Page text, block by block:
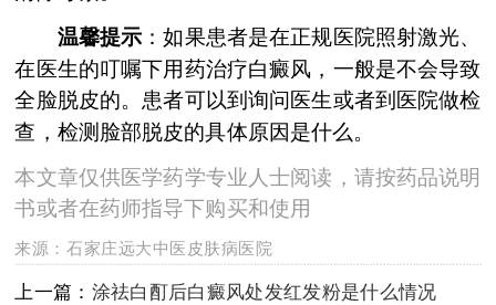
温馨提示 ：如果患者是在正规医院照射激光、
在医生的叮嘱下用药治疗白癜风，一般是不会导致
全脸脱皮的。患者可以到询问医生或者到医院做检
查，检测脸部脱皮的具体原因是什么。
本文章仅供医学药学专业人士阅读，请按药品说明
书或者在药师指导下购买和使用
来源：石家庄远大中医皮肤病医院
上一篇： 涂祛白酊后白癜风处发红发粉是什么情况